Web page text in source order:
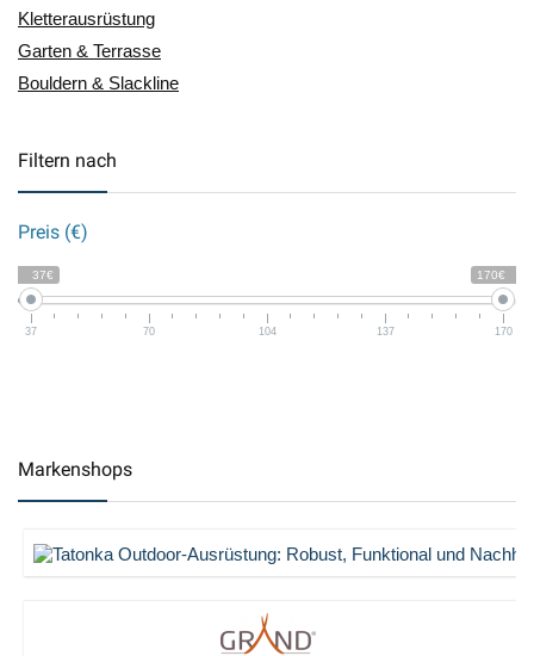
Kletterausrüstung
Garten & Terrasse
Bouldern & Slackline
Filtern nach
Preis (€)
37€ 170€
37 70 104 137 170
Markenshops